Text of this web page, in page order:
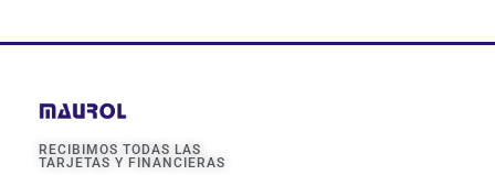
RECIBIMOS TODAS LAS
TARJETAS Y FINANCIERAS